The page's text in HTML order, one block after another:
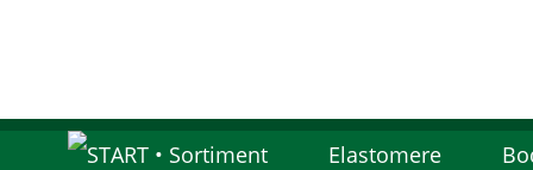
Elastomere